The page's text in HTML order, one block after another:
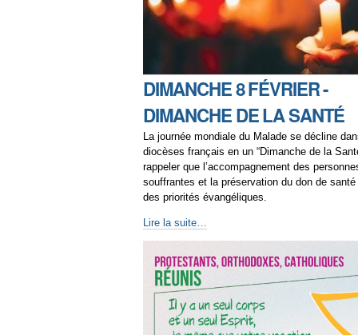
DIMANCHE 8 FÉVRIER -
DIMANCHE DE LA SANTÉ
La journée mondiale du Malade se décline
diocèses français en un “Dimanche de la
rappeler que l’accompagnement des
souffrantes et la préservation du don de
des priorités évangéliques.
Lire la suite…